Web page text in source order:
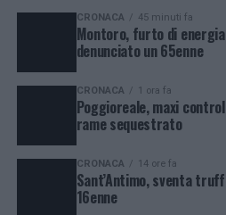
CRONACA 45 minuti fa
Montoro, furto di
denunciato un 65enne
CRONACA 1 ora fa
Poggioreale, maxi
rame sequestrato
CRONACA 14 ore fa
Sant’Antimo, sventa
16enne